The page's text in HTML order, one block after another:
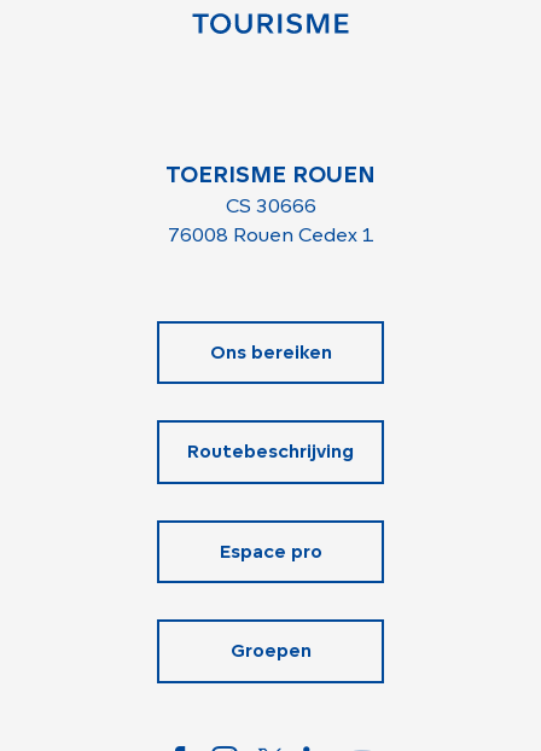
TOERISME ROUEN
CS 30666
76008 Rouen Cedex 1
Ons bereiken
Routebeschrijving
Espace pro
Groepen